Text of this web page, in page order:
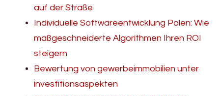
auf der Straße
Individuelle Softwareentwicklung Polen: Wie
maßgeschneiderte Algorithmen Ihren ROI
steigern
Bewertung von gewerbeimmobilien unter
investitionsaspekten